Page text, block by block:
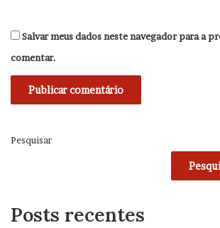
Salvar meus dados neste navegador para a
comentar.
Pesquisar
Posts recentes